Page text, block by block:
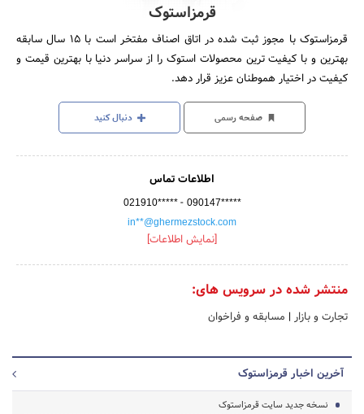
قرمزاستوک
قرمزاستوک با مجوز ثبت شده در اتاق اصناف مفتخر است با ۱۵ سال سابقه
بهترین و با کیفیت ترین محصولات استوک را از سراسر دنیا با بهترین قیمت و
کیفیت در اختیار هموطنان عزیز قرار دهد.
صفحه رسمی دنبال کنید
اطلاعات تماس
021910***** - 090147*****
in**@ghermezstock.com
[نمایش اطلاعات]
منتشر شده در سرویس های:
تجارت و بازار | مسابقه و فراخوان
آخرین اخبار قرمزاستوک
نسخه جدید سایت قرمزاستوک